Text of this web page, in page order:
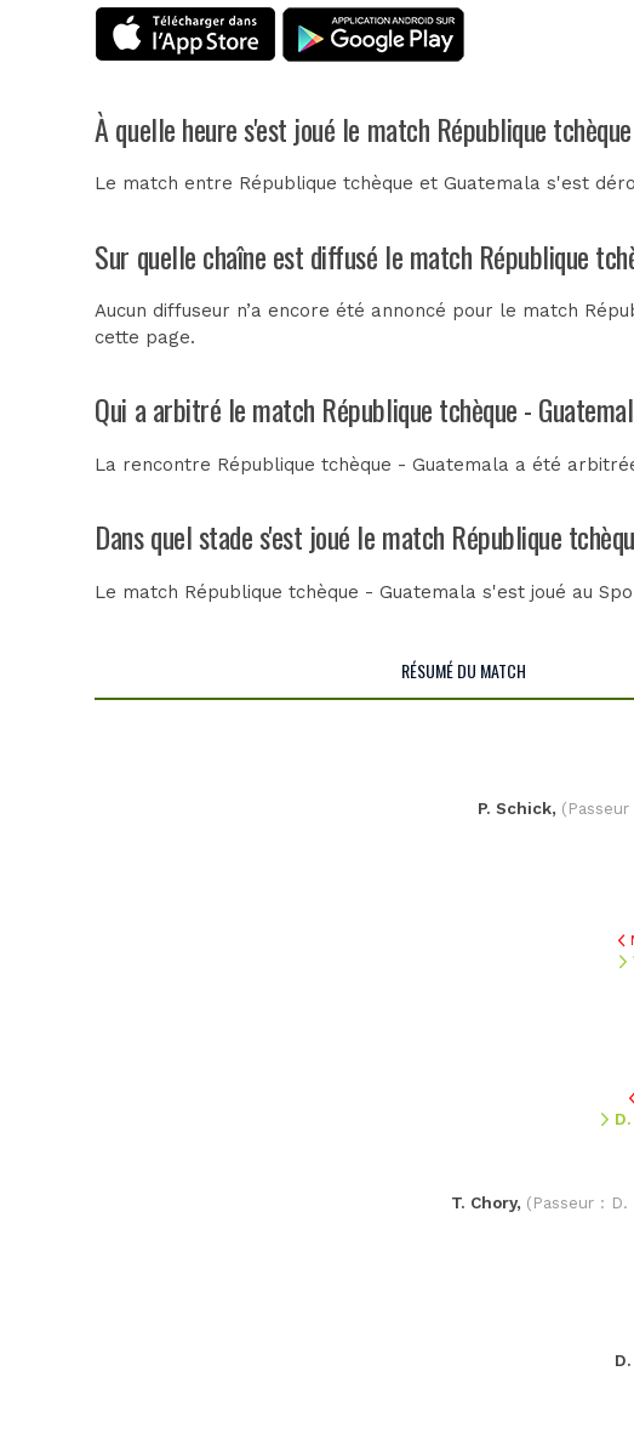
À quelle heure s'est joué le match République
Le match entre République tchèque et Guatemala s'est
Sur quelle chaîne est diffusé le match République
Aucun diffuseur n’a encore été annoncé pour le match
cette page.
Qui a arbitré le match République tchèque -
La rencontre République tchèque - Guatemala a été
Dans quel stade s'est joué le match République
Le match République tchèque - Guatemala s'est joué au
RÉSUMÉ DU MATCH
P. Schick,
T. Chory, (Passeur : D.